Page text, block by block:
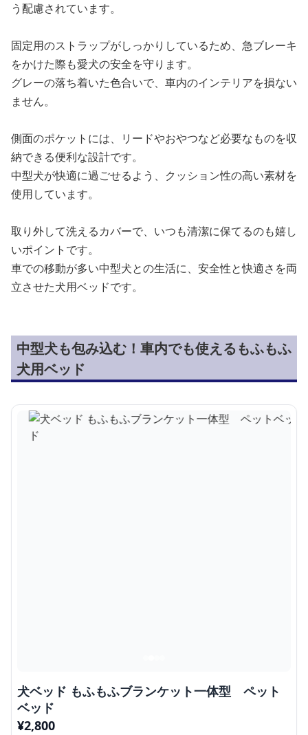
う配慮されています。
固定用のストラップがしっかりしているため、急ブレーキ
をかけた際も愛犬の安全を守ります。
グレーの落ち着いた色合いで、車内のインテリアを損ない
ません。
側面のポケットには、リードやおやつなど必要なものを収
納できる便利な設計です。
中型犬が快適に過ごせるよう、クッション性の高い素材を
使用しています。
取り外して洗えるカバーで、いつも清潔に保てるのも嬉し
いポイントです。
車での移動が多い中型犬との生活に、安全性と快適さを両
立させた犬用ベッドです。
中型犬も包み込む！車内でも使えるもふもふ
犬用ベッド
犬ベッド もふもふブランケット一体型 ペット
ベッド
¥2,800